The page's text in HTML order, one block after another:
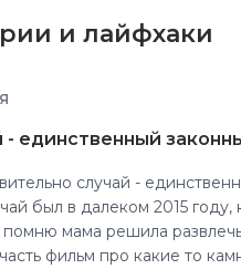
и лайфхаки
- единственный
случай -
был в далеком 2015
помню мама решила
фильм про какие то